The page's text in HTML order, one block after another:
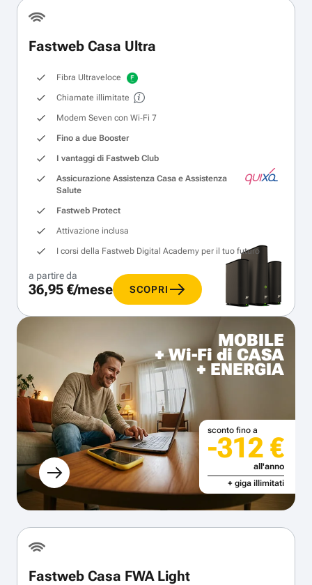
Fastweb Casa Ultra
Fibra Ultraveloce
Chiamate illimitate
Modem Seven con Wi‑Fi 7
Fino a due Booster
I vantaggi di Fastweb Club
Assicurazione Assistenza Casa e Assistenza
Salute
Fastweb Protect
Attivazione inclusa
I corsi della Fastweb Digital Academy per il tuo futuro
a partire da
36,95 €/mese SCOPRI
MOBILE
+ Wi-Fi di CASA
+ ENERGIA
sconto fino a
-312 €
all'anno
+ giga illimitati
Fastweb Casa FWA Light